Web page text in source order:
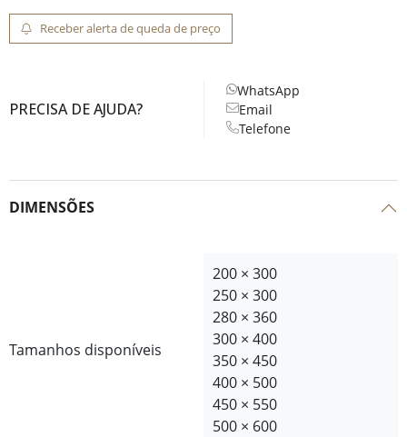
Receber alerta de queda de preço
PRECISA DE AJUDA?
WhatsApp
Email
Telefone
DIMENSÕES
Tamanhos disponíveis
200 × 300
250 × 300
280 × 360
300 × 400
350 × 450
400 × 500
450 × 550
500 × 600